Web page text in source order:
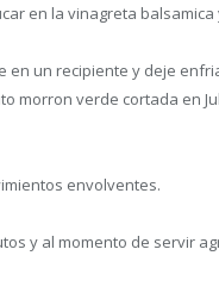
en la vinagreta
en un recipiente y deje
morron verde cortada en
envolventes.
y al momento de servir